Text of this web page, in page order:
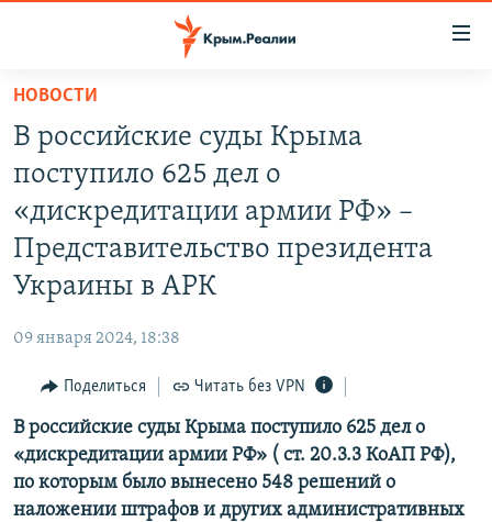
Вернуться
основному
содержанию
Вернутся
главной
навигации
Вернутся
СПЕЦПРОЕКТЫ
11 ЛЕТ ОККУПАЦИИ КРЫМА. 11 ИСТОРИЙ СОПРОТИВЛЕНИЯ
ИСТОРИЯ
ЕЩЕ
ТЕЛЕПРОЕКТ КРЫМ.РЕАЛИИ
СОВЕТЫ ПРАВОЗАЩИТНИКОВ
ПРОПАВШИЕ БЕЗ ВЕСТИ
ПОБЕДИТЕЛЕЙ НЕ СУДЯТ?
КАК ОБОЙТИ БЛОКИРОВКУ
Qırımtatar
ПРИСОЕДИНЯЙТЕСЬ!
НОВОСТИ
В российские суды Крыма
поступило 625 дел о
«дискредитации армии РФ» –
Представительство президента
Украины в АРК
09 января 2024, 18:38
Поделиться Читать без VPN
В российские суды Крыма поступило 625 дел о
«дискредитации армии РФ» ( ст. 20.3.3 КоАП РФ),
по которым было вынесено 548 решений о
наложении штрафов и других административных